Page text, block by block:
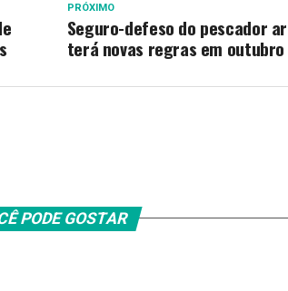
PRÓXIMO
Seguro-defeso do pescador
terá novas regras em outubro
PODE GOSTAR